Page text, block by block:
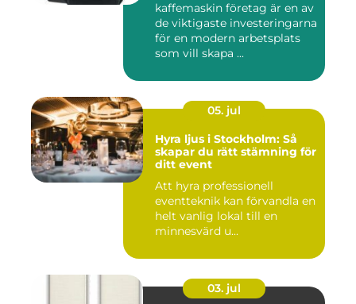
kaffemaskin företag är en av
de viktigaste investeringarna
för en modern arbetsplats
som vill skapa ...
05. jul
Hyra ljus i Stockholm: Så
skapar du rätt stämning för
ditt event
Att hyra professionell
eventteknik kan förvandla en
helt vanlig lokal till en
minnesvärd u...
03. jul